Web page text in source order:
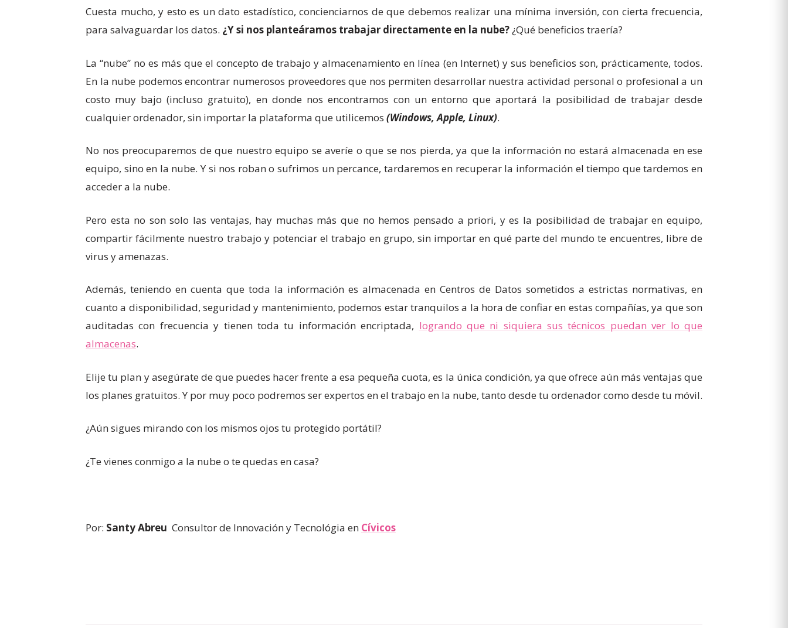
Cuesta mucho, y esto es un dato estadístico, concienciarnos de que debemos realizar una mínima inversión, con cierta frecuencia,
para salvaguardar los datos. ¿Y si nos planteáramos trabajar directamente en la nube?¿Qué beneficios traería?
La “nube” no es más que el concepto de trabajo y almacenamiento en línea (en Internet) y sus beneficios son, prácticamente, todos.
En la nube podemos encontrar numerosos proveedores que nos permiten desarrollar nuestra actividad personal o profesional a un
costo muy bajo (incluso gratuito), en donde nos encontramos con un entorno que aportará la posibilidad de trabajar desde
cualquier ordenador, sin importar la plataforma que utilicemos (Windows, Apple, Linux).
No nos preocuparemos de que nuestro equipo se averíe o que se nos pierda, ya que la información no estará almacenada en ese
equipo, sino en la nube. Y si nos roban o sufrimos un percance, tardaremos en recuperar la información el tiempo que tardemos en
acceder a la nube.
Pero esta no son solo las ventajas, hay muchas más que no hemos pensado a priori, y es la posibilidad de trabajar en equipo,
compartir fácilmente nuestro trabajo y potenciar el trabajo en grupo, sin importar en qué parte del mundo te encuentres, libre de
virus y amenazas.
Además, teniendo en cuenta que toda la información es almacenada en Centros de Datos sometidos a estrictas normativas, en
cuanto a disponibilidad, seguridad y mantenimiento, podemos estar tranquilos a la hora de confiar en estas compañías, ya que son
auditadas con frecuencia y tienen toda tu información encriptada, logrando que ni siquiera sus técnicos puedan ver lo que
almacenas.
Elije tu plan y asegúrate de que puedes hacer frente a esa pequeña cuota, es la única condición, ya que ofrece aún más ventajas que
los planes gratuitos. Y por muy poco podremos ser expertos en el trabajo en la nube, tanto desde tu ordenador como desde tu móvil.
¿Aún sigues mirando con los mismos ojos tu protegido portátil?
¿Te vienes conmigo a la nube o te quedas en casa?
Por: Santy Abreu Consultor de Innovación y Tecnológia en Cívicos